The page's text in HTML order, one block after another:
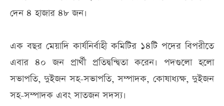
দেন ৪ হাজার ৪৮ জন।
এক বছর মেয়াদি কার্যনির্বাহী কমিটির ১৪টি পদের বিপরীতে
এবার ৪০ জন প্রার্থী প্রতিদ্বন্দ্বিতা করেন। পদগুলো হলো
সভাপতি, দুইজন সহ-সভাপতি, সম্পাদক, কোষাধ্যক্ষ, দুইজন
সহ-সম্পাদক এবং সাতজন সদস্য।